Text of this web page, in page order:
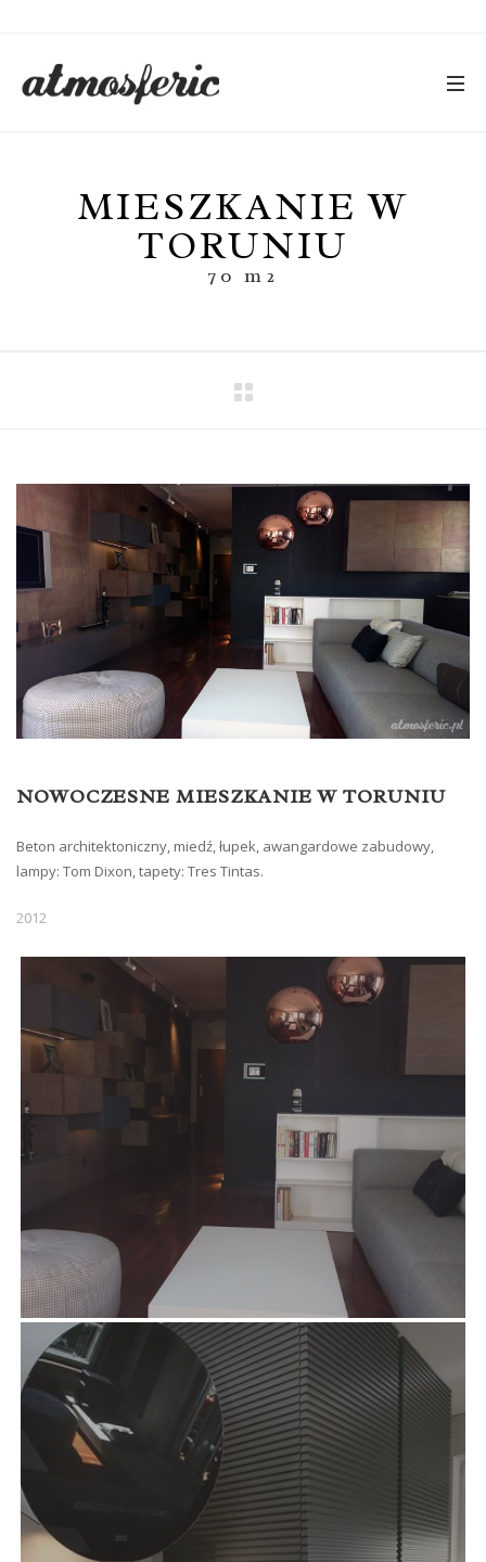
MIESZKANIE W
TORUNIU
70 m2
NOWOCZESNE MIESZKANIE W TORUNIU
Beton architektoniczny, miedź, łupek, awangardowe zabudowy,
lampy: Tom Dixon, tapety: Tres Tintas.
2012